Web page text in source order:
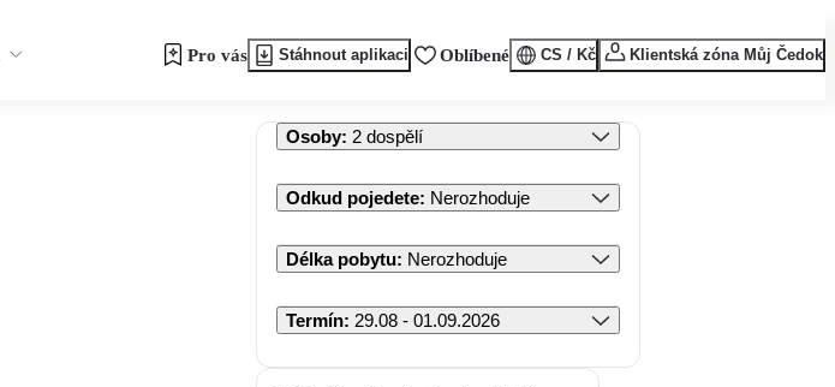
Pro vás Stáhnout aplikaci Oblíbené CS / Kč Klientská zóna Můj Čedok
Osoby: 2 dospělí
Odkud pojedete: Nerozhoduje
Délka pobytu: Nerozhoduje
Termín: 29.08 - 01.09.2026